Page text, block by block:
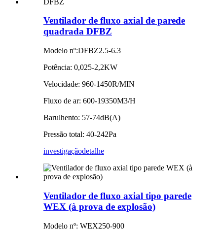
Ventilador de fluxo axial de parede
quadrada DFBZ
Modelo nº:DFBZ2.5-6.3
Potência: 0,025-2,2KW
Velocidade: 960-1450R/MIN
Fluxo de ar: 600-19350M3/H
Barulhento: 57-74dB(A)
Pressão total: 40-242Pa
investigaçãodetalhe
Ventilador de fluxo axial tipo parede
WEX (à prova de explosão)
Modelo nº: WEX250-900